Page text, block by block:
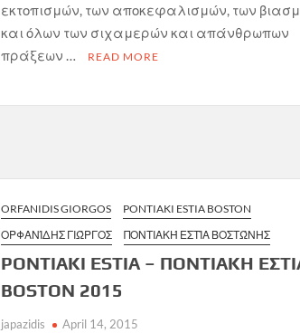
εκτοπισμών, των αποκεφαλισμών, των
και όλων των σιχαμερών και απάνθρωπων
πράξεων …
READ MORE
ORFANIDIS GIORGOS
PONTIAKI ESTIA BOSTON
ΟΡΦΑΝΊΔΗΣ ΓΙΏΡΓΟΣ
ΠΟΝΤΙΑΚΉ ΕΣΤΊΑ ΒΟΣΤΏΝΗΣ
PONTIAKI ESTIA – ΠΟΝΤΙΑΚΗ
BOSTON 2015
japazidis April 14, 2015